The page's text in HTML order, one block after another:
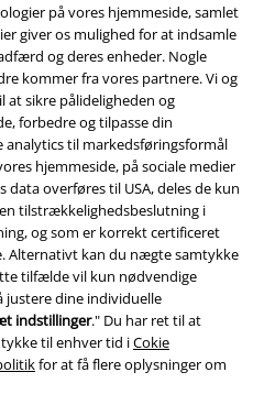
på vores hjemmeside, samlet
giver os mulighed for at indsamle
og deres enheder. Nogle
kommer fra vores partnere. Vi og
at sikre pålideligheden og
forbedre og tilpasse din
til markedsføringsformål
hjemmeside, på sociale medier
overføres til USA, deles de kun
tilstrækkelighedsbeslutning i
og som er korrekt certificeret
Alternativt kan du nægte samtykke
tilfælde vil kun nødvendige
justere dine individuelle
indstillinger." Du har ret til at
til enhver tid iCokie
for at få flere oplysninger om